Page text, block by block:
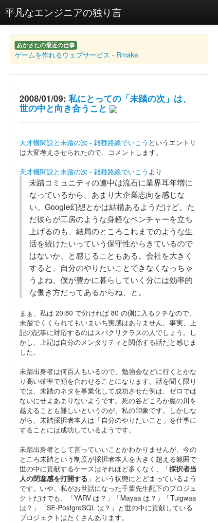
平凡なエンジニアの独り言
あかさたの最近の仕事
ゲームを作れるウェブサービス - Rmake
2008/01/09: 私にとっての「未踏の次」は、
世の中と向き合うこと
天才機関説と未踏の次 - 雑種路線でいこう というエントリ
は大変考えさせられたので、コメントします。
天才機関説と未踏の次 - 雑種路線でいこう より
未踏コミュニティの連中は流石に業界耳年増に
なっているから、あまり大企業志向を感じな
い。Google幻想とかは結構あるようだけど。た
だ彼らが工房のような身軽なベンチャーを立ち
上げるのも、結局のところこれまでのような生
活を続けたいっていう保守性からきているので
はないか、と感じることもある。会社を大きく
すると、自分のやりたいことできなくなっちゃ
うよね、僕が豊かに暮らしていく分には効率的
な働き方だってあるからね、と。
まぁ、私は 20:80 で分ければ 80 の側に入るクチなので、
未踏でくくられてもいまいち実感はありません。事実、上
記の記事に対応するのはスパクリクラスの人でしょう。し
かし、上記は自分のメンタリティと関係する話だと感じま
した。
未踏出身者は何百人もいるので、勉強会などに行くとかな
り高い確率で顔を合わせることになります。話を聞く限り
では、未踏のネタを事業化して成功させた例は、ゼロでは
ないにせよあまりないようです。死の谷どころか魔の川を
越えることも難しいというのが、私の印象です。しかしな
がら、未踏採択者本人は「自分のやりたいこと」を仕事に
することには成功しているようです。
未踏出身者として言っていいことかわかりませんが、今の
ところ未踏という制度が採択者本人を大きく超える範囲で
世の中に貢献するケースはそれほど多くなく、「採択者当
人の閉塞感を打開する 」という状態にとどまっているよう
です。いや、私がお世話になった千葉先生配下のプロジェ
クトだけでも、「YARV は？」「Mayaa は？」「Tuigwaa
は？」「SE-PostgreSQL は？」と世の中に貢献している
プロジェクトはたくさんあります。